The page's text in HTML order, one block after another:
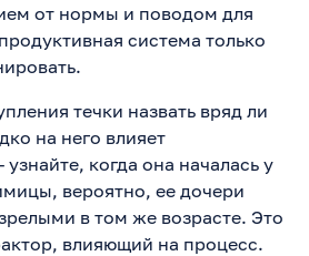
от нормы и поводом для
система только
течки назвать вряд ли
на него влияет
узнайте, когда она началась у
вероятно, ее дочери
в том же возрасте. Это
влияющий на процесс.